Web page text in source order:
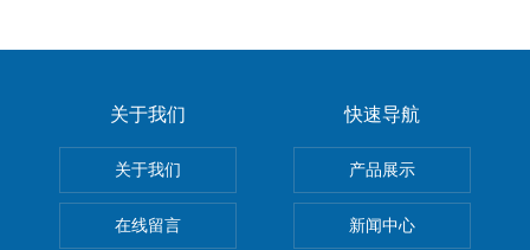
关于我们
关于我们
在线留言
快速导航
产品展示
新闻中心